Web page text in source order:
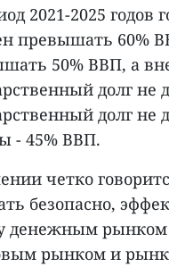
2021-2025 годов
превышать 60%
50% ВВП, а
долг
долг
- 45% ВВП.
четко
безопасно,
денежным рынком
рынком и